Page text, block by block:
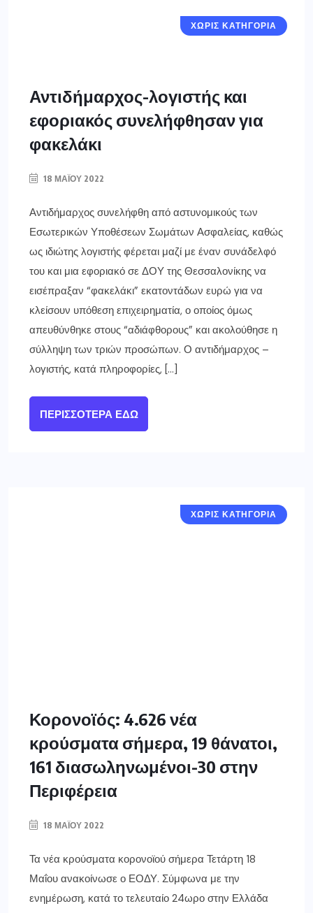
ΧΩΡΙΣ ΚΑΤΗΓΟΡΙΑ
Αντιδήμαρχος-λογιστής και
εφοριακός συνελήφθησαν για
φακελάκι
18 ΜΑΪ́ΟΥ 2022
Αντιδήμαρχος συνελήφθη από αστυνομικούς των
Εσωτερικών Υποθέσεων Σωμάτων Ασφαλείας, καθώς
ως ιδιώτης λογιστής φέρεται μαζί με έναν συνάδελφό
του και μια εφοριακό σε ΔΟΥ της Θεσσαλονίκης να
εισέπραξαν “φακελάκι” εκατοντάδων ευρώ για να
κλείσουν υπόθεση επιχειρηματία, ο οποίος όμως
απευθύνθηκε στους “αδιάφθορους” και ακολούθησε η
σύλληψη των τριών προσώπων. Ο αντιδήμαρχος –
λογιστής, κατά πληροφορίες, […]
ΠΕΡΙΣΣΌΤΕΡΑ ΕΔΏ
ΧΩΡΙΣ ΚΑΤΗΓΟΡΙΑ
Κορονοϊός: 4.626 νέα
κρούσματα σήμερα, 19 θάνατοι,
161 διασωληνωμένοι-30 στην
Περιφέρεια
18 ΜΑΪ́ΟΥ 2022
Τα νέα κρούσματα κορονοϊού σήμερα Τετάρτη 18
Μαΐου ανακοίνωσε ο ΕΟΔΥ. Σύμφωνα με την
ενημέρωση, κατά το τελευταίο 24ωρο στην Ελλάδα